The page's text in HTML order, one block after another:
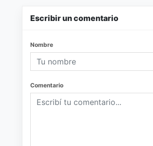
Escribir un comentario
Nombre
Comentario